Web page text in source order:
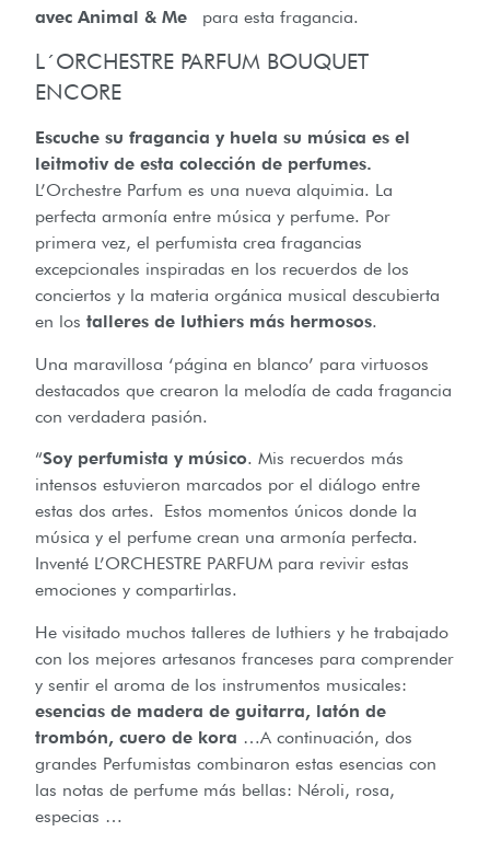
avec Animal & Me para esta fragancia.
L´ORCHESTRE PARFUM BOUQUET
ENCORE
Escuche su fragancia y huela su música es el
leitmotiv de esta colección de perfumes.
L’Orchestre Parfum es una nueva alquimia. La
perfecta armonía entre música y perfume. Por
primera vez, el perfumista crea fragancias
excepcionales inspiradas en los recuerdos de los
conciertos y la materia orgánica musical descubierta
en los talleres de luthiers más hermosos.
Una maravillosa ‘página en blanco’ para virtuosos
destacados que crearon la melodía de cada fragancia
con verdadera pasión.
“Soy perfumista y músico. Mis recuerdos más
intensos estuvieron marcados por el diálogo entre
estas dos artes. Estos momentos únicos donde la
música y el perfume crean una armonía perfecta.
Inventé L’ORCHESTRE PARFUM para revivir estas
emociones y compartirlas.
He visitado muchos talleres de luthiers y he trabajado
con los mejores artesanos franceses para comprender
y sentir el aroma de los instrumentos musicales:
esencias de madera de guitarra, latón de
trombón, cuero de kora …A continuación, dos
grandes Perfumistas combinaron estas esencias con
las notas de perfume más bellas: Néroli, rosa,
especias …